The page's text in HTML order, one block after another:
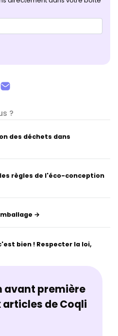
?
des déchets dans
règles de l'éco-conception
→
bien ! Respecter la loi,
avant première
de Coqli